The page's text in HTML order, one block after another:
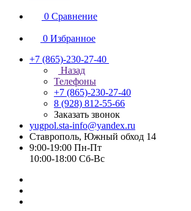
0 Сравнение
0 Избранное
+7 (865)-230-27-40
Назад
Телефоны
+7 (865)-230-27-40
8 (928) 812-55-66
Заказать звонок
yugpol.sta-info@yandex.ru
Ставрополь, Южный обход 14
9:00-19:00 Пн-Пт
10:00-18:00 Cб-Вс